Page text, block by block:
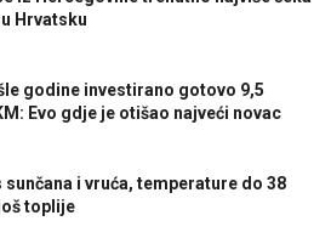
Hrvatsku
godine investirano gotovo 9,5
Evo gdje je otišao najveći novac
sunčana i vruća, temperature do 38
toplije